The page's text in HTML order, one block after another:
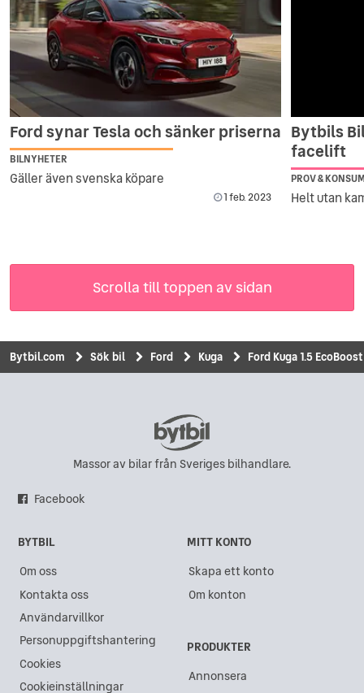
Ford synar Tesla och sänker priserna
BILNYHETER
Gäller även svenska köpare
1 feb. 2023
Bytbils
facelift
PROV &
Helt utan
Scrolla till toppen av sidan
Bytbil.com Sök bil Ford Kuga Ford Kuga 1.5
Massor av bilar från Sveriges bilhandlare.
Facebook
BYTBIL
Om oss
Kontakta oss
Användarvillkor
Personuppgiftshantering
Cookies
Cookieinställningar
MITT KONTO
Skapa ett konto
Om konton
PRODUKTER
Annonsera